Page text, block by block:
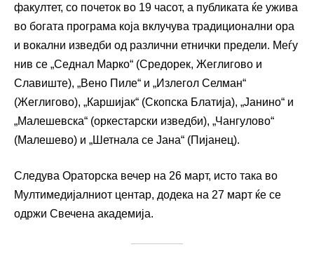
факултет, со почеток во 19 часот, а публиката ќе ужива
во богата програма која вклучува традиционални ора
и вокални изведби од различни етнички предели. Меѓу
нив се „Седнал Марко“ (Средорек, Жеглигово и
Славиште), „Вено Пиле“ и „Излегол Селман“
(Жеглигово), „Каршијак“ (Скопска Блатија), „Јанино“ и
„Малешевска“ (оркестарски изведби), „Чангулово“
(Малешево) и „Шетнала се Јана“ (Пијанец).
Следува Ораторска вечер на 26 март, исто така во
Мултимедијалниот центар, додека на 27 март ќе се
одржи Свечена академија.